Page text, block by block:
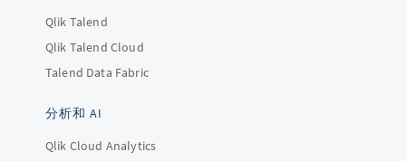
Qlik Talend
Qlik Talend Cloud
Talend Data Fabric
分析和 AI
Qlik Cloud Analytics